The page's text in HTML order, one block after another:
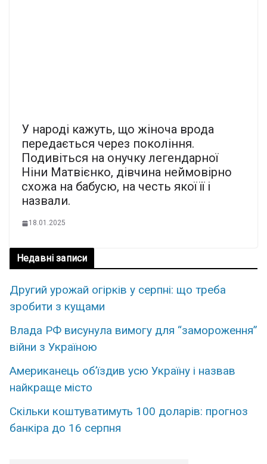
У народі кажуть, що жіноча врода
передається через покоління.
Подивіться на онучку легендарної
Ніни Матвієнко, дівчина неймовірно
схожа на бабусю, на честь якої її і
назвали.
18.01.2025
Недавні записи
Другий урожай огірків у серпні: що треба
зробити з кущами
Влада РФ висунула вимогу для “замороження”
війни з Україною
Американець об’їздив усю Україну і назвав
найкраще місто
Скільки коштуватимуть 100 доларів: прогноз
банкіра до 16 серпня